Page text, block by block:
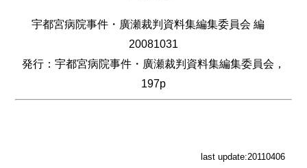
宇都宮病院事件・廣瀬裁判資料集編集委員会 編
20081031
発行：宇都宮病院事件・廣瀬裁判資料集編集委員会，
197p
last update:20110406